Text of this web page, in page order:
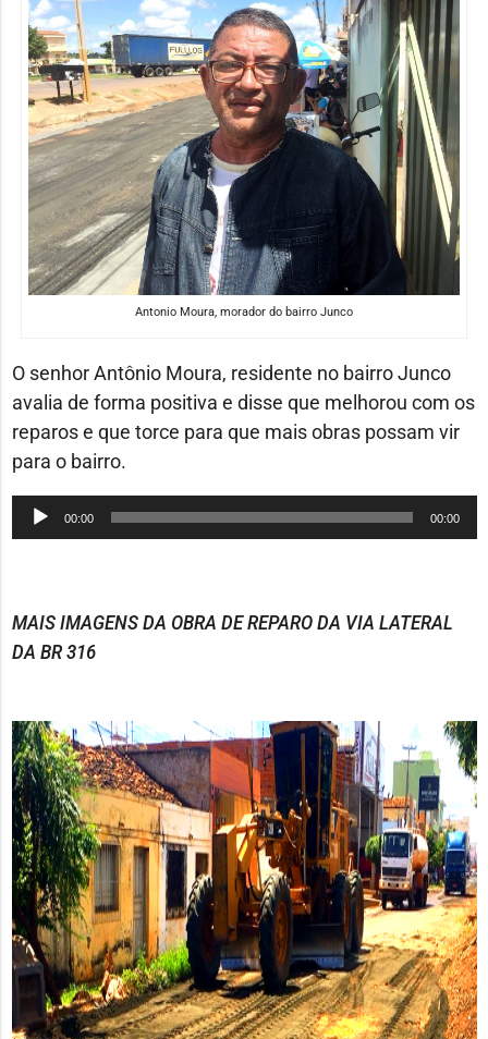
Antonio Moura, morador do bairro Junco
O senhor Antônio Moura, residente no bairro Junco
avalia de forma positiva e disse que melhorou com os
reparos e que torce para que mais obras possam vir
para o bairro.
Tocador
de
00:00 00:00
MAIS IMAGENS DA OBRA DE REPARO DA VIA LATERAL
DA BR 316